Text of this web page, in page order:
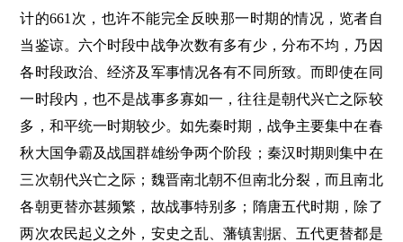
计的661次，也许不能完全反映那一时期的情况，览者自
当鉴谅。六个时段中战争次数有多有少，分布不均，乃因
各时段政治、经济及军事情况各有不同所致。而即使在同
一时段内，也不是战事多寡如一，往往是朝代兴亡之际较
多，和平统一时期较少。如先秦时期，战争主要集中在春
秋大国争霸及战国群雄纷争两个阶段；秦汉时期则集中在
三次朝代兴亡之际；魏晋南北朝不但南北分裂，而且南北
各朝更替亦甚频繁，故战事特别多；隋唐五代时期，除了
两次农民起义之外，安史之乱、藩镇割据、五代更替都是